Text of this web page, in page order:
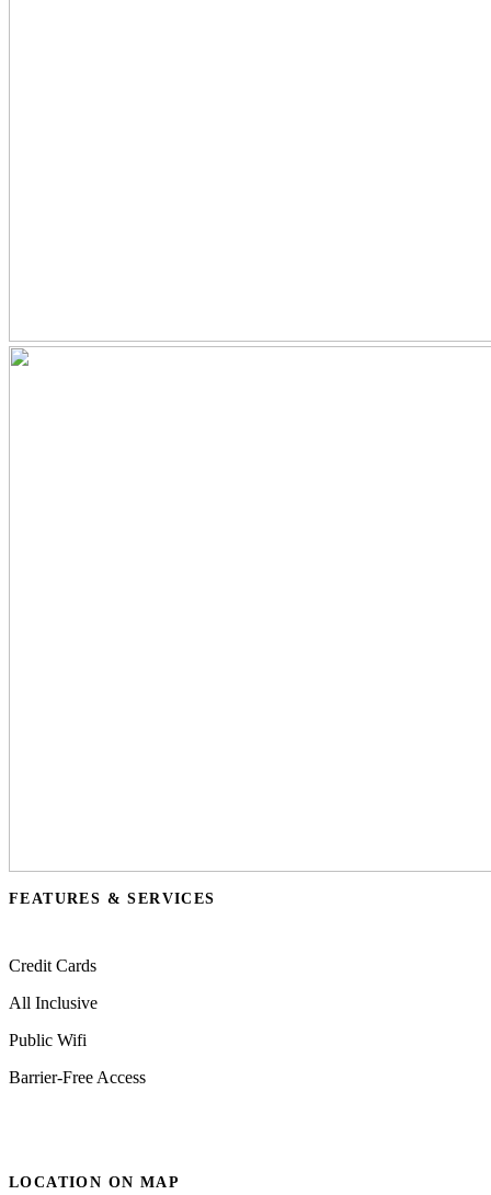
FEATURES & SERVICES
Credit Cards
All Inclusive
Public Wifi
Barrier-Free Access
LOCATION ON MAP